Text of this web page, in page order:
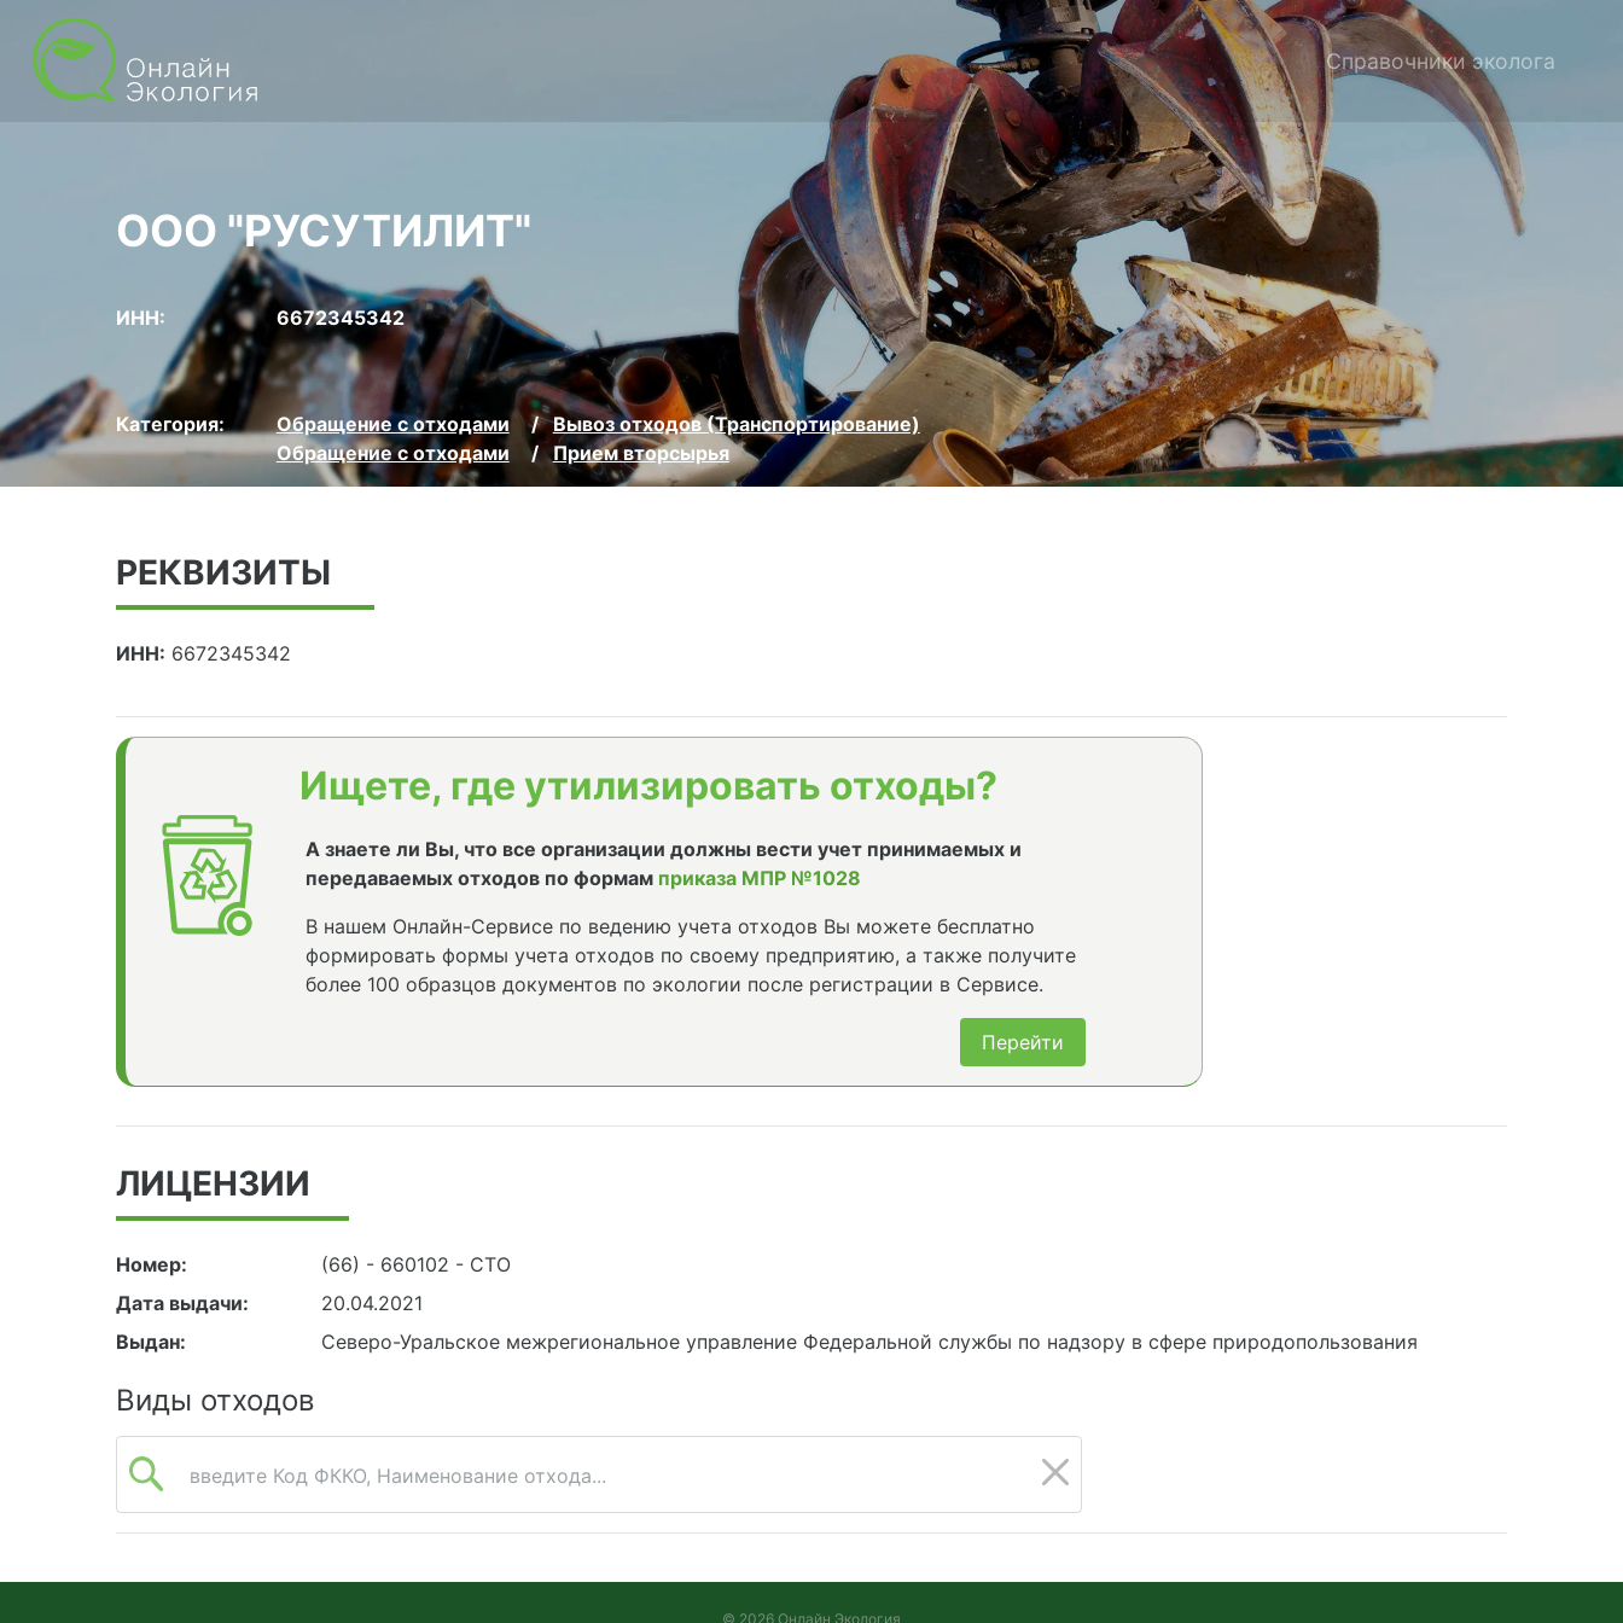
Справочники эколога
ООО "РУСУТИЛИТ"
ИНН: 6672345342
Категория: Обращение с отходами
Вывоз отходов (Транспортирование)
Обращение с отходами
Прием вторсырья
РЕКВИЗИТЫ
ИНН: 6672345342
Ищете, где утилизировать отходы?
А знаете ли Вы, что все организации должны вести учет принимаемых и
передаваемых отходов по формам приказа МПР №1028
В нашем Онлайн-Сервисе по ведению учета отходов Вы можете бесплатно
формировать формы учета отходов по своему предприятию, а также получите
более 100 образцов документов по экологии после регистрации в Сервисе.
Перейти
ЛИЦЕНЗИИ
Номер:
(66) - 660102 - СТО
Дата выдачи:
20.04.2021
Выдан:
Северо-Уральское межрегиональное управление Федеральной службы по надзору в сфере природопользования
Виды отходов
введите Код ФККО, Наименование отхода...
© 2026 Онлайн Экология